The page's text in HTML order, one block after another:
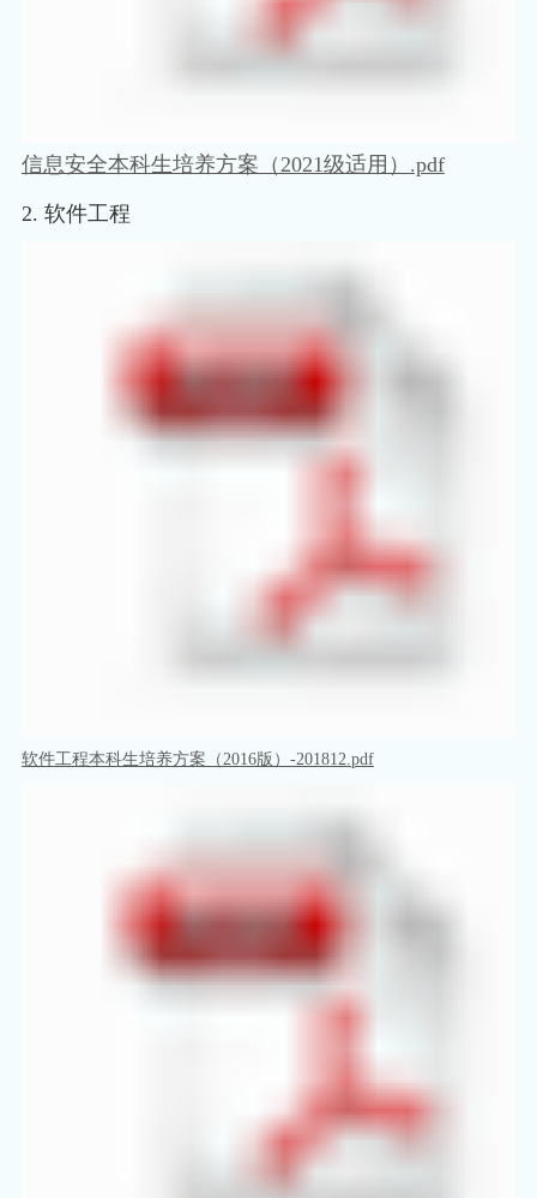
信息安全本科生培养方案（2021级适用）.pdf
2. 软件工程
软件工程本科生培养方案（2016版）-201812.pdf